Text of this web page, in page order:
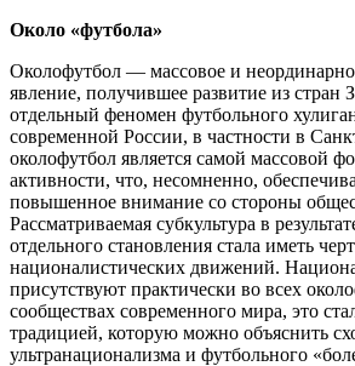
Около «футбола»
Околофутбол — массовое и
явление, получившее развитие из стран
отдельный феномен футбольного
современной России, в частности в
околофутбол является самой массовой
активности, что, несомненно,
повышенное внимание со стороны
Рассматриваемая субкультура в
отдельного становления стала иметь
националистических движений.
присутствуют практически во всех
сообществах современного мира, это
традицией, которую можно объяснить
ультранационализма и футбольного